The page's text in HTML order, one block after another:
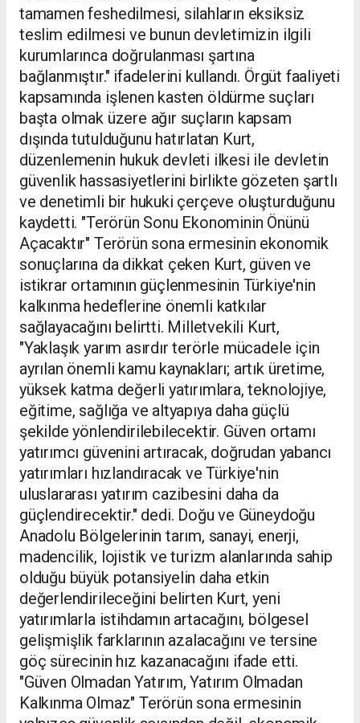
tamamen feshedilmesi, silahların eksiksiz
teslim edilmesi ve bunun devletimizin ilgili
kurumlarınca doğrulanması şartına
bağlanmıştır." ifadelerini kullandı. Örgüt faaliyeti
kapsamında işlenen kasten öldürme suçları
başta olmak üzere ağır suçların kapsam
dışında tutulduğunu hatırlatan Kurt,
düzenlemenin hukuk devleti ilkesi ile devletin
güvenlik hassasiyetlerini birlikte gözeten şartlı
ve denetimli bir hukuki çerçeve oluşturduğunu
kaydetti. "Terörün Sonu Ekonominin Önünü
Açacaktır" Terörün sona ermesinin ekonomik
sonuçlarına da dikkat çeken Kurt, güven ve
istikrar ortamının güçlenmesinin Türkiye'nin
kalkınma hedeflerine önemli katkılar
sağlayacağını belirtti. Milletvekili Kurt,
"Yaklaşık yarım asırdır terörle mücadele için
ayrılan önemli kamu kaynakları; artık üretime,
yüksek katma değerli yatırımlara, teknolojiye,
eğitime, sağlığa ve altyapıya daha güçlü
şekilde yönlendirilebilecektir. Güven ortamı
yatırımcı güvenini artıracak, doğrudan yabancı
yatırımları hızlandıracak ve Türkiye'nin
uluslararası yatırım cazibesini daha da
güçlendirecektir." dedi. Doğu ve Güneydoğu
Anadolu Bölgelerinin tarım, sanayi, enerji,
madencilik, lojistik ve turizm alanlarında sahip
olduğu büyük potansiyelin daha etkin
değerlendirileceğini belirten Kurt, yeni
yatırımlarla istihdamın artacağını, bölgesel
gelişmişlik farklarının azalacağını ve tersine
göç sürecinin hız kazanacağını ifade etti.
"Güven Olmadan Yatırım, Yatırım Olmadan
Kalkınma Olmaz" Terörün sona ermesinin